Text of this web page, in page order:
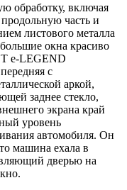
обработку, включая
часть и
листового металла
окна красиво
e-LEGEND
с
аркой,
заднее стекло,
экрана край
уровень
автомобиля. Он
машина ехала в
дверью на